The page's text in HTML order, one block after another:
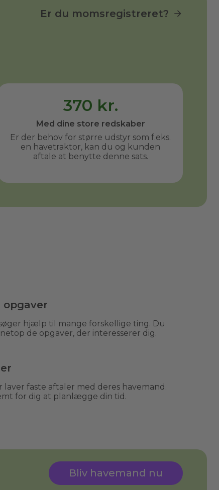
Er du momsregistreret?
370 kr.
Med dine store redskaber
Er der behov for større udstyr som f.eks.
en havetraktor, kan du og kunden
aftale at benytte denne sats.
opgaver
hjælp til mange forskellige ting. Du
de opgaver, der interesserer dig.
laver faste aftaler med deres havemand.
for dig at planlægge din tid.
Bliv havemand nu